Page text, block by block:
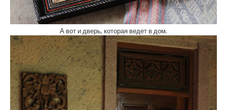
А вот и дверь, которая ведет в дом.